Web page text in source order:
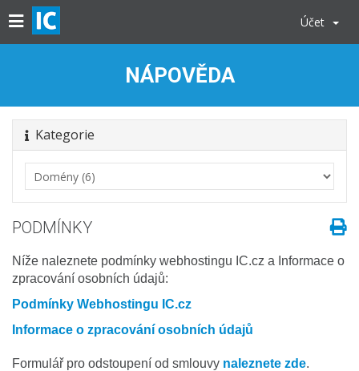
Účet
NÁPOVĚDA
Kategorie
PODMÍNKY
Níže naleznete podmínky webhostingu IC.cz a Informace o
zpracování osobních údajů:
Podmínky Webhostingu IC.cz
Informace o zpracování osobních údajů
Formulář pro odstoupení od smlouvy naleznete zde.